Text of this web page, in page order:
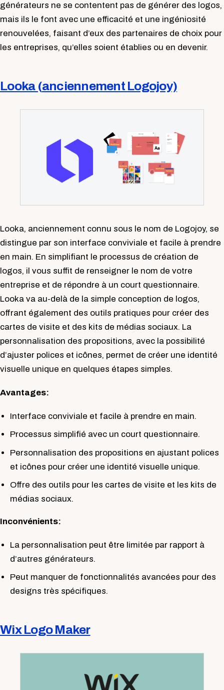
générateurs ne se contentent pas de générer des logos,
mais ils le font avec une efficacité et une ingéniosité
renouvelées, faisant d’eux des partenaires de choix pour
les entreprises, qu’elles soient établies ou en devenir.
Looka (anciennement Logojoy)
Looka, anciennement connu sous le nom de Logojoy, se
distingue par son interface conviviale et facile à prendre
en main. En simplifiant le processus de création de
logos, il vous suffit de renseigner le nom de votre
entreprise et de répondre à un court questionnaire.
Looka va au-delà de la simple conception de logos,
offrant également des outils pratiques pour créer des
cartes de visite et des kits de médias sociaux. La
personnalisation des propositions, avec la possibilité
d’ajuster polices et icônes, permet de créer une identité
visuelle unique en quelques étapes simples.
Avantages:
Interface conviviale et facile à prendre en main.
Processus simplifié avec un court questionnaire.
Personnalisation des propositions en ajustant polices
et icônes pour créer une identité visuelle unique.
Offre des outils pour les cartes de visite et les kits de
médias sociaux.
Inconvénients:
La personnalisation peut être limitée par rapport à
d’autres générateurs.
Peut manquer de fonctionnalités avancées pour des
designs très spécifiques.
Wix Logo Maker